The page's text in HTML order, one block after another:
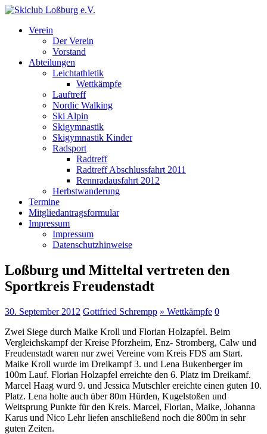
Verein
Der Verein
Vorstand
Abteilungen
Leichtathletik
Wettkämpfe
Lauftreff
Nordic Walking
Ski Alpin
Skigymnastik
Skigymnastik Kinder
Radsport
Radtreff
Radtreff Abschlussfahrt 2011
Rennradausfahrt 2012
Herbstwanderung
Termine
Mitgliedantragsformular
Impressum
Impressum
Datenschutzhinweise
Loßburg und Mitteltal vertreten den
Sportkreis Freudenstadt
30. September 2012 Gottfried Schrempp » Wettkämpfe 0
Zwei Siege durch Maike Kroll und Florian Holzapfel. Beim
Vergleichskampf der Kreise Pforzheim, Enz- Stromberg, Calw und
Freudenstadt waren nur zwei Vereine vom Kreis FDS am Start.
Maike Kroll wurde im Dreikampf 3. und Lena Bukenberger im
100m Lauf. Florian Holzapfel erreichte den 6. Platz im Dreikamf.
Marcel Haag wurd 9. und Jessica Mutschler ereichte einen guten 10.
Platz. Lena holte auch über 80m Hürden, Kugelstoßen und
Weitsprung Punkte für den Kreis. Marcel, Florian, Maike, Johanna
Karus und Nico Lehr liefen anschließend noch die 800m in sehr
guten Zeiten.